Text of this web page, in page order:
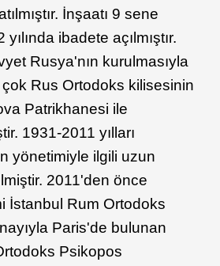
İnşaatı 9 sene
ibadete açılmıştır.
Rusya'nın kurulmasıyla
çok Rus Ortodoks kilisesinin
Patrikhanesi ile
1931-2011 yılları
yönetimiyle ilgili uzun
2011'den önce
İstanbul Rum Ortodoks
Paris'de bulunan
Psikopos